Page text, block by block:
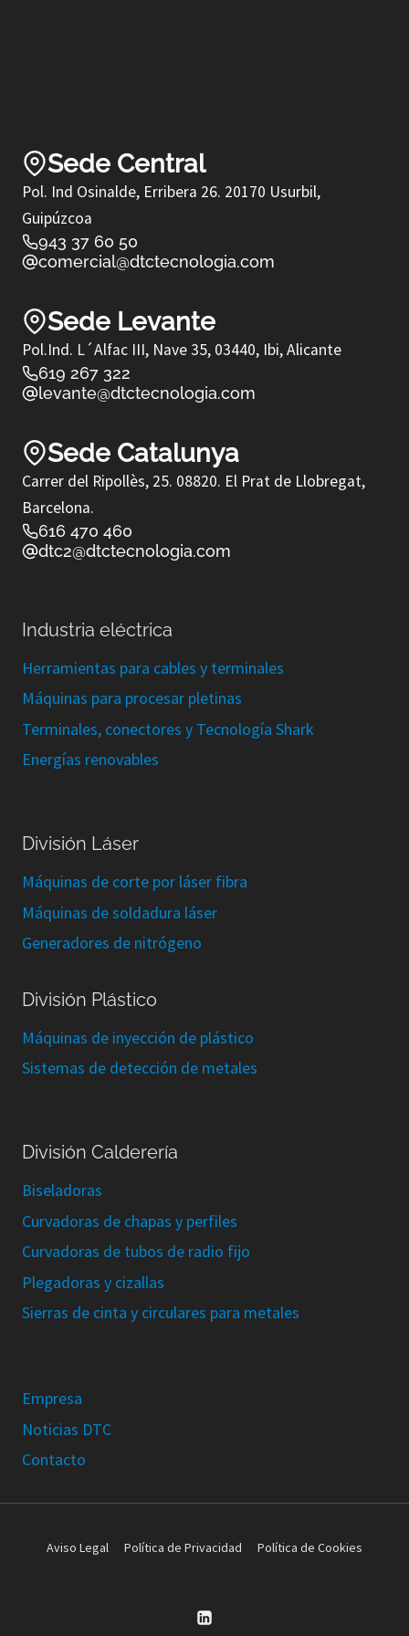
Sede Central
Pol. Ind Osinalde, Erribera 26. 20170 Usurbil,
Guipúzcoa
943 37 60 50
comercial@dtctecnologia.com
Sede Levante
Pol.Ind. L´Alfac III, Nave 35, 03440, Ibi, Alicante
619 267 322
levante@dtctecnologia.com
Sede Catalunya
Carrer del Ripollès, 25. 08820. El Prat de Llobregat,
Barcelona.
616 470 460
dtc2@dtctecnologia.com
Industria eléctrica
Herramientas para cables y terminales
Máquinas para procesar pletinas
Terminales, conectores y Tecnología Shark
Energías renovables
División Láser
Máquinas de corte por láser fibra
Máquinas de soldadura láser
Generadores de nitrógeno
División Plástico
Máquinas de inyección de plástico
Sistemas de detección de metales
División Calderería
Biseladoras
Curvadoras de chapas y perfiles
Curvadoras de tubos de radio fijo
Plegadoras y cizallas
Sierras de cinta y circulares para metales
Empresa
Noticias DTC
Contacto
Aviso Legal Política de Privacidad Política de Cookies